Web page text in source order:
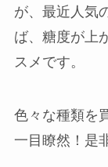
が、最近人気
ば、糖度が上
スメです。
色々な種類を
一目瞭然！是